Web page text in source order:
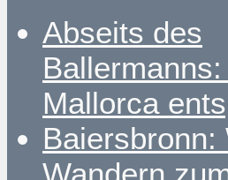
Abseits des
Mallorca
Baiersbronn:
Wandern